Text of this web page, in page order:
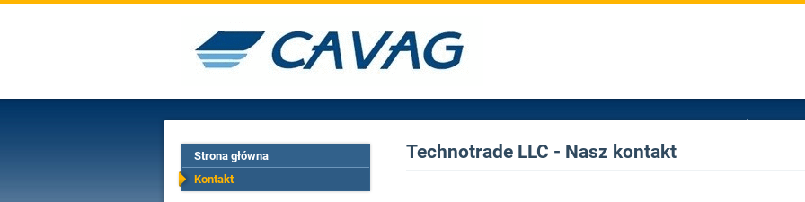
Strona główna
Kontakt
Technotrade LLC - Nasz kontakt